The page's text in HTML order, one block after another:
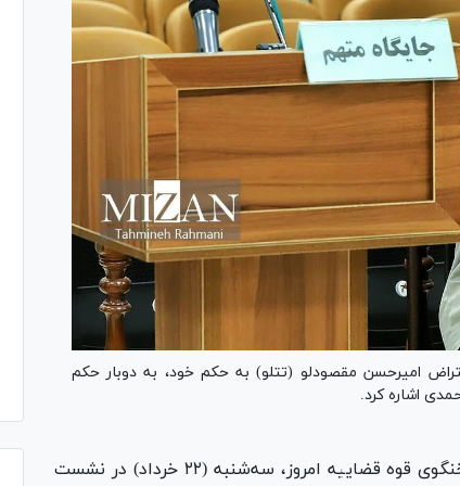
امیرحسن مقصودلو (تتلو) به حکم خود، به دوبار حکم
اشاره کرد.
- اصغر جهانگیر، سخنگوی قوه قضاییه امروز، سه‌شنبه (۲۲ خرداد) در نشست